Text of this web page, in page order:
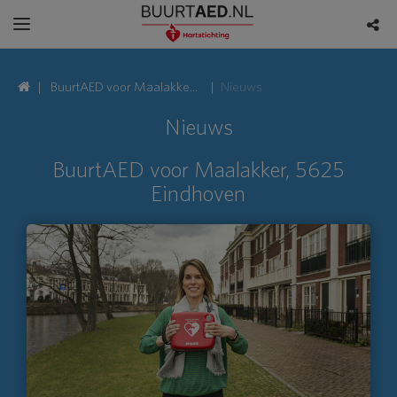
BuurtAED voor Maalakker,
Nieuws
Nieuws
BuurtAED voor Maalakker, 5625
Eindhoven